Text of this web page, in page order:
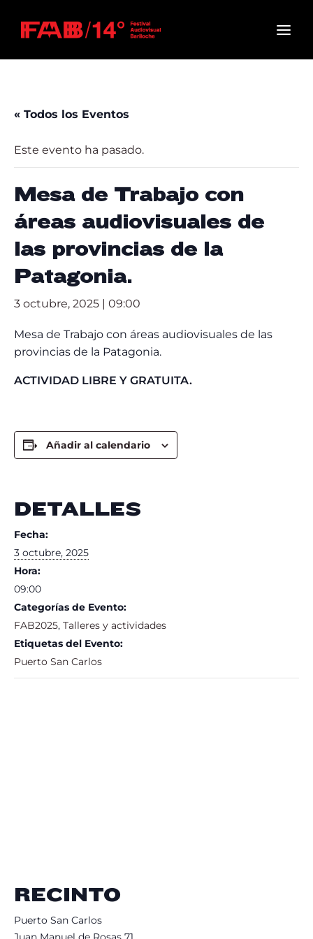
« Todos los Eventos
Este evento ha pasado.
Mesa de Trabajo con
áreas audiovisuales de
las provincias de la
Patagonia.
3 octubre, 2025 | 09:00
Mesa de Trabajo con áreas audiovisuales de las
provincias de la Patagonia.
ACTIVIDAD LIBRE Y GRATUITA.
Añadir al calendario
DETALLES
Fecha:
3 octubre, 2025
Hora:
09:00
Categorías de Evento:
FAB2025, Talleres y actividades
Etiquetas del Evento:
Puerto San Carlos
RECINTO
Puerto San Carlos
Press Enter / Return to begin your search or hit
SIGN IN